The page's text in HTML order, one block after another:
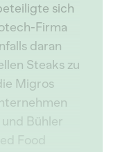
sich
Firma
daran
Steaks zu
Migros
Bühler
Food